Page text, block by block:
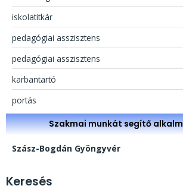
iskolatitkár
pedagógiai asszisztens
pedagógiai asszisztens
karbantartó
portás
Szakmai munkát segítő
Szász-Bogdán Gyöngyvér
Keresés